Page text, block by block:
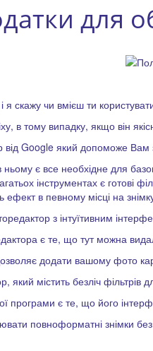
для
я скажу чи вмієш ти
в тому випадку, якщо він
Google який допоможе Вам
є все необхідне для
інструментах є готові
ефект в певному місці на
з інтуїтивним
є те, що тут можна
додати вашому фото
який містить безліч фільтрів
є те, що його
повноформатні знімки